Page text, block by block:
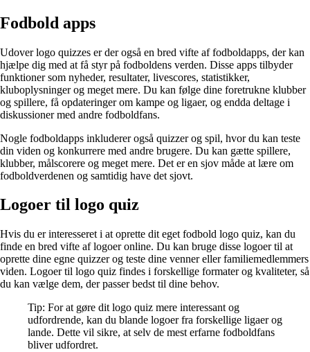
Fodbold apps
Udover logo quizzes er der også en bred vifte af fodboldapps, der kan
hjælpe dig med at få styr på fodboldens verden. Disse apps tilbyder
funktioner som nyheder, resultater, livescores, statistikker,
kluboplysninger og meget mere. Du kan følge dine foretrukne klubber
og spillere, få opdateringer om kampe og ligaer, og endda deltage i
diskussioner med andre fodboldfans.
Nogle fodboldapps inkluderer også quizzer og spil, hvor du kan teste
din viden og konkurrere med andre brugere. Du kan gætte spillere,
klubber, målscorere og meget mere. Det er en sjov måde at lære om
fodboldverdenen og samtidig have det sjovt.
Logoer til logo quiz
Hvis du er interesseret i at oprette dit eget fodbold logo quiz, kan du
finde en bred vifte af logoer online. Du kan bruge disse logoer til at
oprette dine egne quizzer og teste dine venner eller familiemedlemmers
viden. Logoer til logo quiz findes i forskellige formater og kvaliteter, så
du kan vælge dem, der passer bedst til dine behov.
Tip: For at gøre dit logo quiz mere interessant og
udfordrende, kan du blande logoer fra forskellige ligaer og
lande. Dette vil sikre, at selv de mest erfarne fodboldfans
bliver udfordret.